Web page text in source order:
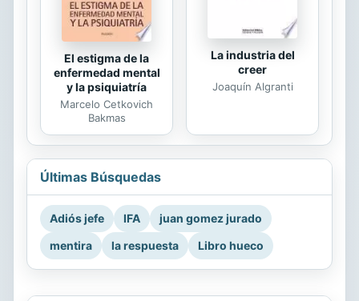
El estigma de la
enfermedad mental
y la psiquiatría
Marcelo Cetkovich
Bakmas
La industria del
creer
Joaquín Algranti
Últimas Búsquedas
Adiós jefe IFA
juan gomez jurado
mentira
la respuesta Libro hueco